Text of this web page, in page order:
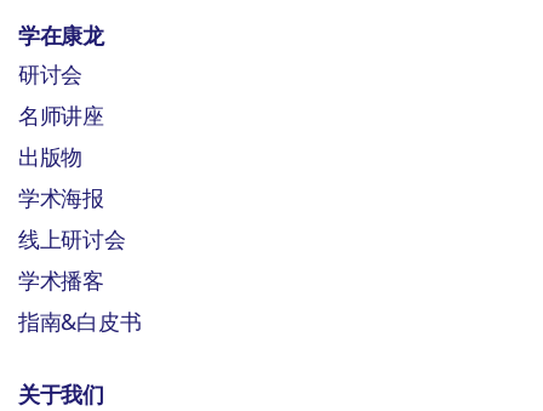
学在康龙
研讨会
名师讲座
出版物
学术海报
线上研讨会
学术播客
指南&白皮书
关于我们